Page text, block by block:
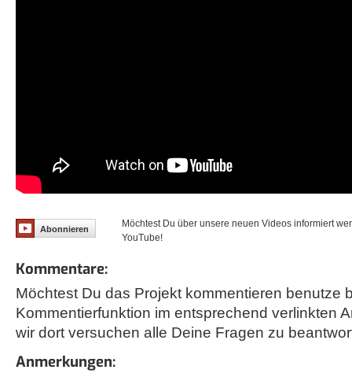
Abonnieren
Möchtest Du über unsere neuen Videos informiert
YouTube!
Kommentare:
Möchtest Du das Projekt kommentieren benutze
Kommentierfunktion im entsprechend verlinkten
wir dort versuchen alle Deine Fragen zu
Anmerkungen: